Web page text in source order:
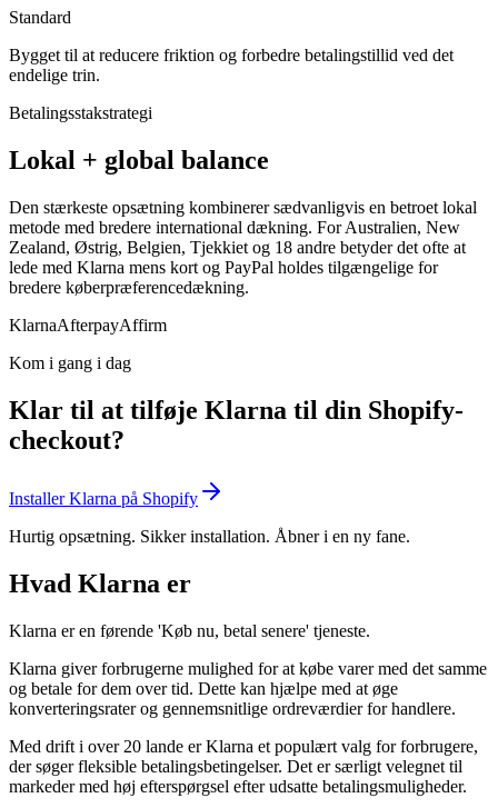
Standard
Bygget til at reducere friktion og forbedre betalingstillid ved det
endelige trin.
Betalingsstakstrategi
Lokal + global balance
Den stærkeste opsætning kombinerer sædvanligvis en betroet lokal
metode med bredere international dækning. For Australien, New
Zealand, Østrig, Belgien, Tjekkiet og 18 andre betyder det ofte at
lede med Klarna mens kort og PayPal holdes tilgængelige for
bredere køberpræferencedækning.
KlarnaAfterpayAffirm
Kom i gang i dag
Klar til at tilføje Klarna til din Shopify-
checkout?
Installer Klarna på Shopify
Hurtig opsætning. Sikker installation. Åbner i en ny fane.
Hvad Klarna er
Klarna er en førende 'Køb nu, betal senere' tjeneste.
Klarna giver forbrugerne mulighed for at købe varer med det samme
og betale for dem over tid. Dette kan hjælpe med at øge
konverteringsrater og gennemsnitlige ordreværdier for handlere.
Med drift i over 20 lande er Klarna et populært valg for forbrugere,
der søger fleksible betalingsbetingelser. Det er særligt velegnet til
markeder med høj efterspørgsel efter udsatte betalingsmuligheder.